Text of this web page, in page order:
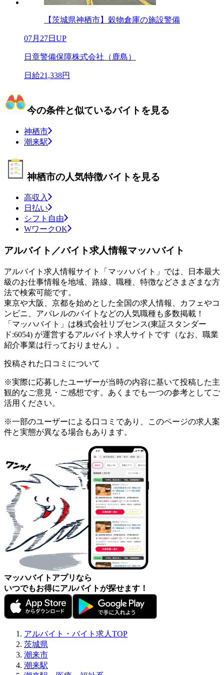
【茨城県神栖市】穀物倉庫の施設警備
07月27日UP
日章警備保障株式会社（鹿島）
日給21,338円
今の条件と似ているバイトを見る
神栖市
潮来駅
神栖市の人気特徴バイトを見る
高収入
日払い
シフト自由
WワークOK
アルバイト／バイト求人情報マッハバイト
アルバイト求人情報サイト「マッハバイト」では、日本最大
級のお仕事情報を地域、路線、職種、特徴などさまざまな方
法で検索可能です。
東京や大阪、京都を始めとした全国の求人情報、カフェやコ
ンビニ、アパレルのバイトなどの人気職種も多数掲載！
「マッハバイト」は株式会社リブセンス(東証スタンダー
ド:6054) が運営するアルバイト求人サイトです（なお、職業
紹介事業は行っておりません）。
投稿された口コミについて
※実際に応募したユーザーが当時の内容に基いて投稿した主
観的なご意見・ご感想です。あくまでも一つの参考としてご
活用ください。
※一部のユーザーによる口コミであり、このページの求人案
件と実態が異なる場合もあります。
マッハバイトアプリなら
いつでもお得にアルバイトが探せます！
アルバイト・バイト求人TOP
茨城県
潮来市
潮来駅